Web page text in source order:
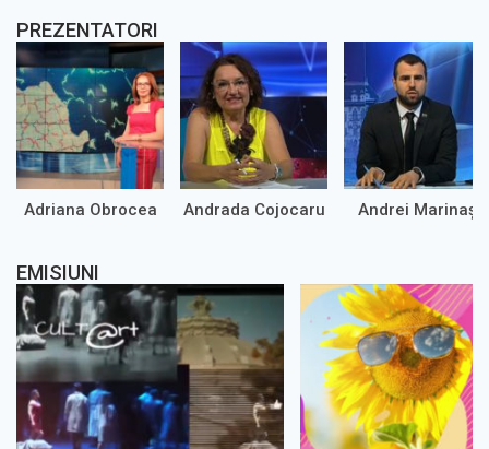
PREZENTATORI
Adriana Obrocea Andrada Cojocaru Andrei Marinaș
EMISIUNI